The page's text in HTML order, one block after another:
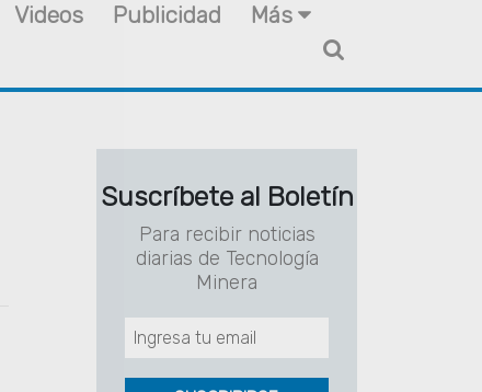
Videos Publicidad Más
Suscríbete al Boletín
Para recibir noticias
diarias de Tecnología
Minera